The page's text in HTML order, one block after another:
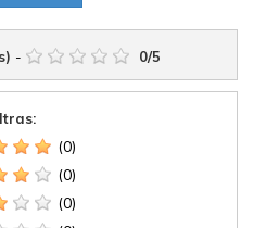
- 0/5
(0)
(0)
(0)